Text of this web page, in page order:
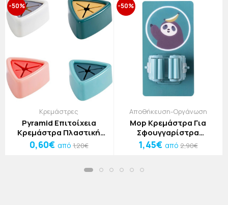
-50%
Κρεμάστρες
Pyramid Επιτοίχεια
Κρεμάστρα Πλαστική
Ροζ 5x2,5cm
0,60€ από 1,20€
-50%
Αποθήκευση-Οργάνωση
Mop Κρεμάστρα Για
Σφουγγαρίστρα
Βραδύπους
1,45€ από 2,90€